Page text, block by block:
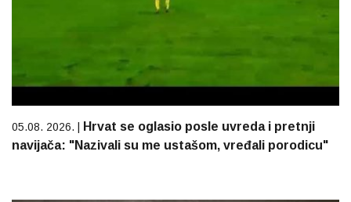
05.08. 2026. |
Hrvat se oglasio posle uvreda i pretnji
navijača: "Nazivali su me ustašom, vređali porodicu"